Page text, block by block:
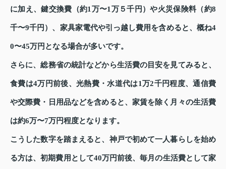
に加え、鍵交換費（約1万〜1万５千円）や火災保険料（約8
千〜9千円）、家具家電代や引っ越し費用を含めると、概ね4
0〜45万円となる場合が多いです。
さらに、総務省の統計などから生活費の目安を見てみると、
食費は4万円前後、光熱費・水道代は1万2千円程度、通信費
や交際費・日用品などを含めると、家賃を除く月々の生活費
は約6万〜7万円程度となります。
こうした数字を踏まえると、神戸で初めて一人暮らしを始め
る方は、初期費用として40万円前後、毎月の生活費として家